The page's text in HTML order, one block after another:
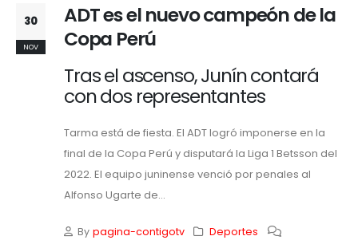
30
NOV
ADT es el nuevo campeón de la
Copa Perú
Tras el ascenso, Junín contará
con dos representantes
Tarma está de fiesta. El ADT logró imponerse en la
final de la Copa Perú y disputará la Liga 1 Betsson del
2022. El equipo juninense venció por penales al
Alfonso Ugarte de...
By pagina-contigotv
Deportes